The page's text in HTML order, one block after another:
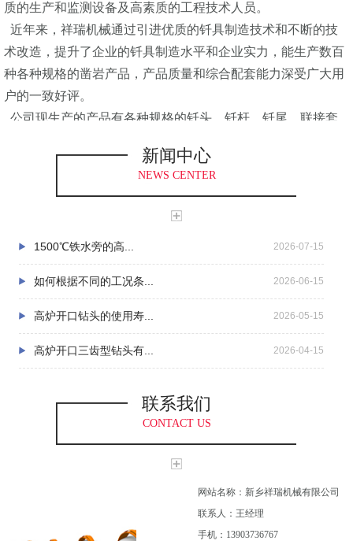
质的生产和监测设备及高素质的工程技术人员。
近年来，祥瑞机械通过引进优质的钎具制造技术和不断的技
术改造，提升了企业的钎具制造水平和企业实力，能生产数百
种各种规格的凿岩产品，产品质量和综合配套能力深受广大用
户的一致好评。
公司现生产的产品有各种规格的钎头、钎杆、钎尾、联接套
在国内各大钢铁企业。公司生产的产品均采用国际标准(ISO标
优质产品”为目标，继续为国内外广大用户提供优质的产品和满
新闻中心
NEWS CENTER
1500℃铁水旁的高... 2026-07-15
如何根据不同的工况条... 2026-06-15
高炉开口钻头的使用寿... 2026-05-15
高炉开口三齿型钻头有... 2026-04-15
联系我们
CONTACT US
网站名称：新乡祥瑞机械有限公司
联系人：王经理
手机：13903736767